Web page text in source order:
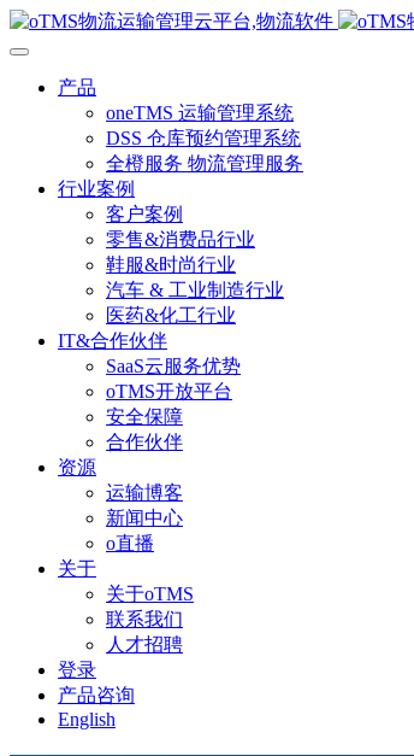
产品
oneTMS 运输管理系统
DSS 仓库预约管理系统
全橙服务 物流管理服务
行业案例
客户案例
零售&消费品行业
鞋服&时尚行业
汽车 & 工业制造行业
医药&化工行业
IT&合作伙伴
SaaS云服务优势
oTMS开放平台
安全保障
合作伙伴
资源
运输博客
新闻中心
o直播
关于
关于oTMS
联系我们
人才招聘
登录
产品咨询
English